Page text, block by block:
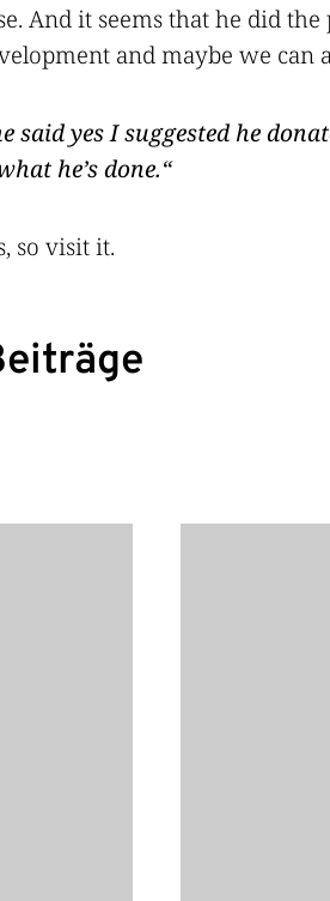
And it seems that he did
and maybe we can
yes I suggested he
he’s done.
so visit it.